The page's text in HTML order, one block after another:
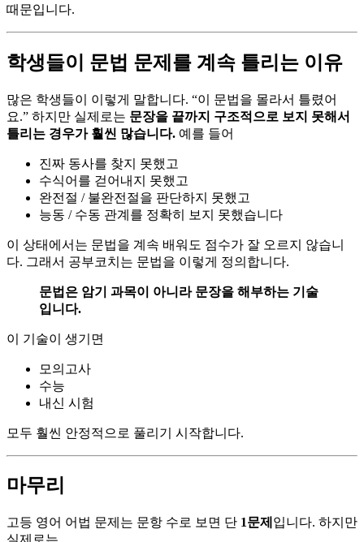
때문입니다.
학생들이 문법 문제를 계속 틀리는 이유
많은 학생들이 이렇게 말합니다. “이 문법을 몰라서 틀렸어
요.” 하지만 실제로는 문장을 끝까지 구조적으로 보지 못해서
틀리는 경우가 훨씬 많습니다. 예를 들어
진짜 동사를 찾지 못했고
수식어를 걷어내지 못했고
완전절 / 불완전절을 판단하지 못했고
능동 / 수동 관계를 정확히 보지 못했습니다
이 상태에서는 문법을 계속 배워도 점수가 잘 오르지 않습니
다. 그래서 공부코치는 문법을 이렇게 정의합니다.
문법은 암기 과목이 아니라 문장을 해부하는 기술
입니다.
이 기술이 생기면
모의고사
수능
내신 시험
모두 훨씬 안정적으로 풀리기 시작합니다.
마무리
고등 영어 어법 문제는 문항 수로 보면 단 1문제 입니다. 하지만